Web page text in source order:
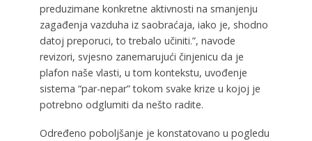
preduzimane konkretne aktivnosti na smanjenju
zagađenja vazduha iz saobraćaja, iako je, shodno
datoj preporuci, to trebalo učiniti.”, navode
revizori, svjesno zanemarujući činjenicu da je
plafon naše vlasti, u tom kontekstu, uvođenje
sistema “par-nepar” tokom svake krize u kojoj je
potrebno odglumiti da nešto radite.
Određeno poboljšanje je konstatovano u pogledu